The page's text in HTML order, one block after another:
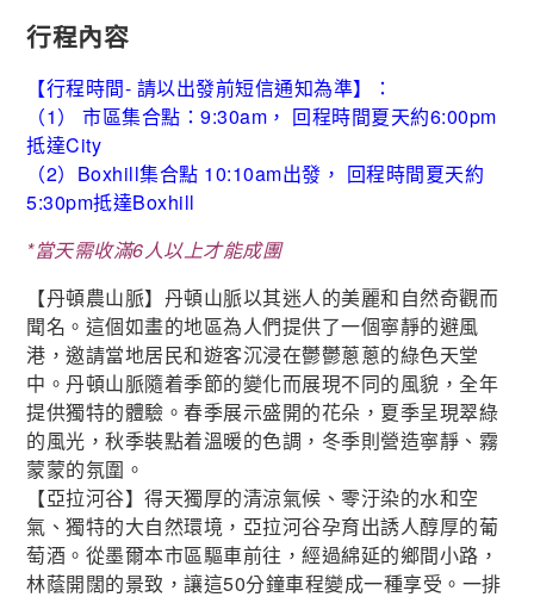
行程內容
【行程時間- 請以出發前短信通知為準】：
（1） 市區集合點：9:30am， 回程時間夏天約6:00pm
抵達City
（2）Boxhill集合點 10:10am出發， 回程時間夏天約
5:30pm抵達Boxhill
*當天需收滿6人以上才能成團
【丹頓農山脈】丹頓山脈以其迷人的美麗和自然奇觀而
聞名。這個如畫的地區為人們提供了一個寧靜的避風
港，邀請當地居民和遊客沉浸在鬱鬱蔥蔥的綠色天堂
中。丹頓山脈隨着季節的變化而展現不同的風貌，全年
提供獨特的體驗。春季展示盛開的花朵，夏季呈現翠綠
的風光，秋季裝點着溫暖的色調，冬季則營造寧靜、霧
蒙蒙的氛圍。
【亞拉河谷】得天獨厚的清涼氣候、零汙染的水和空
氣、獨特的大自然環境，亞拉河谷孕育出誘人醇厚的葡
萄酒。從墨爾本市區驅車前往，經過綿延的鄉間小路，
林蔭開闊的景致，讓這50分鐘車程變成一種享受。一排